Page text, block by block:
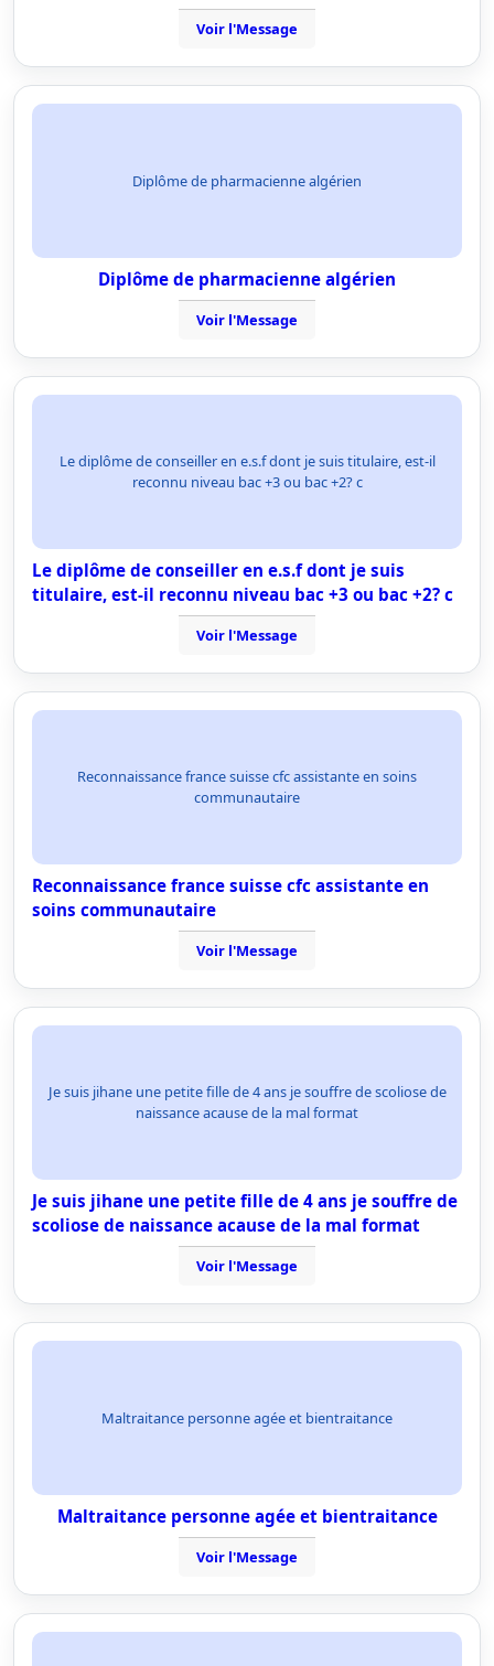
Voir l'Message
Diplôme de pharmacienne algérien
Diplôme de pharmacienne algérien
Voir l'Message
Le diplôme de conseiller en e.s.f dont je suis titulaire, est-il
reconnu niveau bac +3 ou bac +2? c
Le diplôme de conseiller en e.s.f dont je suis
titulaire, est-il reconnu niveau bac +3 ou bac +2? c
Voir l'Message
Reconnaissance france suisse cfc assistante en soins
communautaire
Reconnaissance france suisse cfc assistante en
soins communautaire
Voir l'Message
Je suis jihane une petite fille de 4 ans je souffre de scoliose de
naissance acause de la mal format
Je suis jihane une petite fille de 4 ans je souffre de
scoliose de naissance acause de la mal format
Voir l'Message
Maltraitance personne agée et bientraitance
Maltraitance personne agée et bientraitance
Voir l'Message